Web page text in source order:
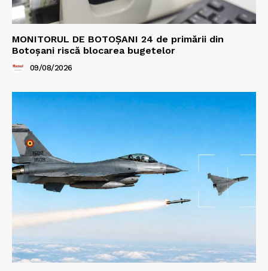
MONITORUL DE BOTOȘANI 24 de primării din
Botoșani riscă blocarea bugetelor
09/08/2026